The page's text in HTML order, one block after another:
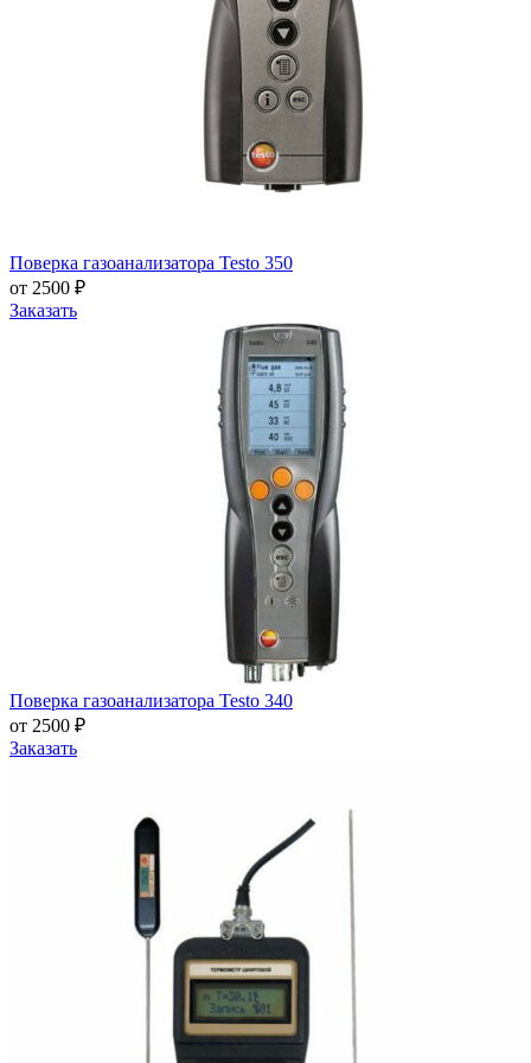
Поверка газоанализатора Testo 350
от 2500 ₽
Заказать
Поверка газоанализатора Testo 340
от 2500 ₽
Заказать